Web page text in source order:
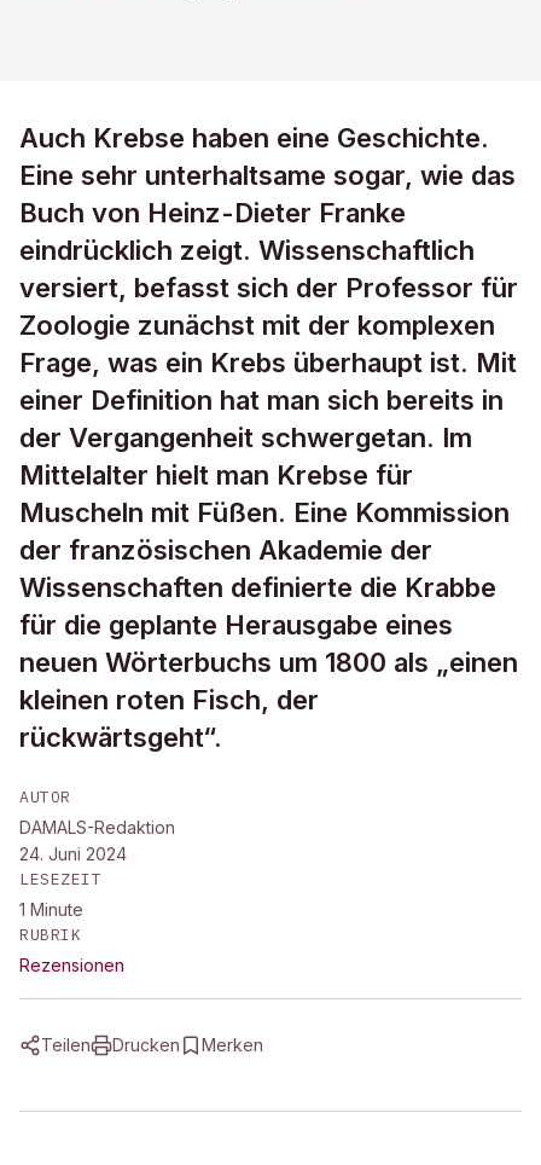
Auch Krebse haben eine Geschichte.
Eine sehr unterhaltsame sogar, wie das
Buch von Heinz-Dieter Franke
eindrücklich zeigt. Wissenschaftlich
versiert, befasst sich der Professor für
Zoologie zunächst mit der komplexen
Frage, was ein Krebs überhaupt ist. Mit
einer Definition hat man sich bereits in
der Vergangenheit schwergetan. Im
Mittelalter hielt man Krebse für
Muscheln mit Füßen. Eine Kommission
der französischen Akademie der
Wissenschaften definierte die Krabbe
für die geplante Herausgabe eines
neuen Wörterbuchs um 1800 als „einen
kleinen roten Fisch, der
rückwärtsgeht“.
AUTOR
DAMALS-Redaktion
24. Juni 2024
LESEZEIT
1 Minute
RUBRIK
Rezensionen
Teilen Drucken Merken